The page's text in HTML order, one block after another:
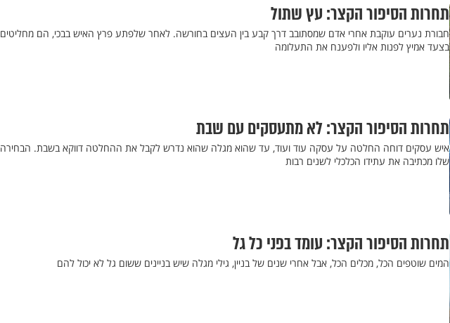
תחרות הסיפור הקצר: עץ שתול
חבורת נערים עוקבת אחרי אדם שמסתובב דרך קבע בין העצים בחורשה. לאחר שלפתע פרץ האיש בבכי, הם מחליטים
בצעד אמיץ לפנות אליו ולפענח את התעלומה
תחרות הסיפור הקצר: לא מתעסקים עם שבת
איש עסקים דוחה החלטה על עסקה עוד ועוד, עד שהוא מגלה שהוא נדרש לקבל את ההחלטה דווקא בשבת. הבחירה
שלו מכתיבה את עתידו הכלכלי לשנים רבות
תחרות הסיפור הקצר: עומד בפני כל גל
המים שוטפים הכל, מכלים הכל, אבל אחרי שנים של בניין, גילי מגלה שיש בניינים ששום גל לא יכול להם